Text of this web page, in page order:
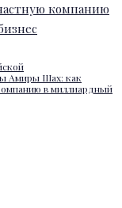
Амиры Шах: как
в миллиардный